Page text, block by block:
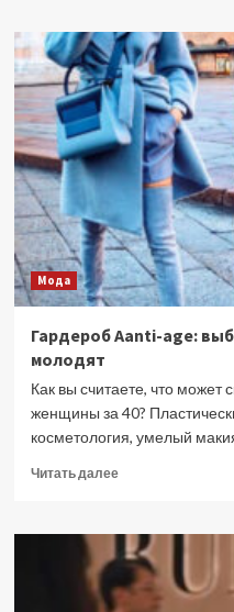
Как
поднять
настроение
при
помощи
цвета
одежды?
Мода
Гардероб Aanti-age:
молодят
Как вы считаете, что может
женщины за 40?
косметология, умелый
Читать далееПрочитать
Гардероб
Aanti-
age:
выбираем